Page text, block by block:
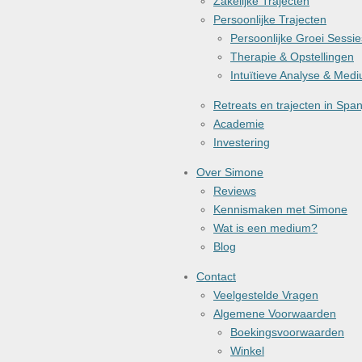
Persoonlijke Trajecten
Persoonlijke Groei
Therapie & Opstellingen
Intuïtieve Analyse &
Retreats en trajecten in
Academie
Investering
Over Simone
Reviews
Kennismaken met Simone
Wat is een medium?
Blog
Contact
Veelgestelde Vragen
Algemene Voorwaarden
Boekingsvoorwaarden
Winkel